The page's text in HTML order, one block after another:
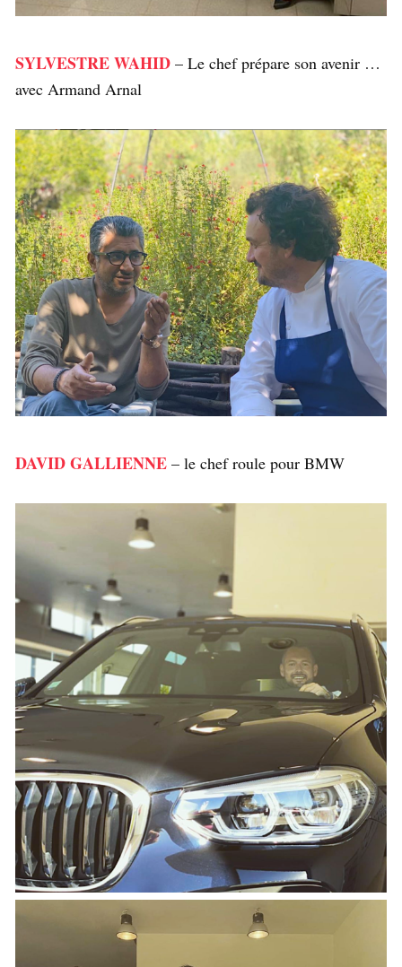
SYLVESTRE WAHID – Le chef prépare son avenir …
avec Armand Arnal
DAVID GALLIENNE – le chef roule pour BMW